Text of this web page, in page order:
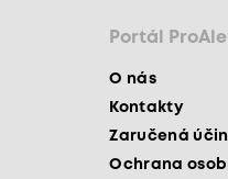
Portál
O nás
Kontakty
Zaručená
Ochrana